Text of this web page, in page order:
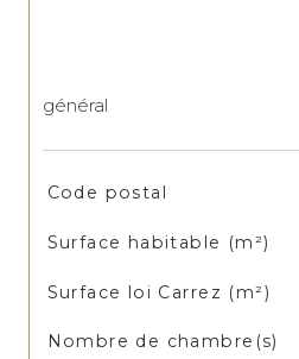
général
TRAD_SIROCCO_Caracteristique
Code postal
Surface habitable (m²)
Surface loi Carrez (m²)
Nombre de chambre(s)